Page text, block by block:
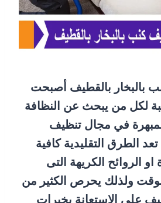
بالبخار بالقطيف أصبحت
لكل من يبحث عن النظافة
المبهرة في مجال تنظيف
الطرق التقليدية كافية
او الروائح الكريهة التى
ولذلك يحرص الكثير من
على الاستعانة بخبرات